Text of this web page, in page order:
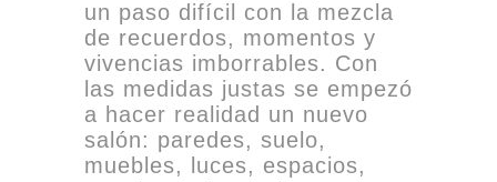
un paso difícil con la mezcla
de recuerdos, momentos y
vivencias imborrables. Con
las medidas justas se empezó
a hacer realidad un nuevo
salón: paredes, suelo,
muebles, luces, espacios,